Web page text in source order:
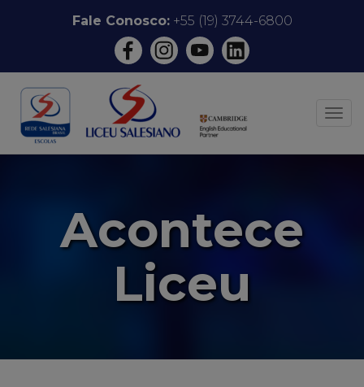
conteúdo
Fale Conosco:+55 (19) 3744-6800
Acontece
Liceu